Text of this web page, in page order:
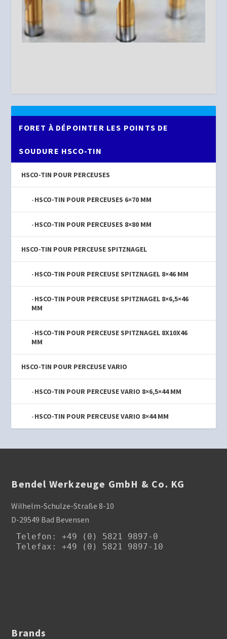
FORET À DÉPOINTER LES POINTS DE
SOUDURE HSCO-TIN
HSCO-TIN POUR PERCEUSES
HSCO-TIN POUR PERCEUSES 6×70 MM
HSCO-TIN POUR PERCEUSES 8×80 MM
HSCO-TIN POUR PERCEUSE SPITZNAGEL
HSCO-TIN POUR PERCEUSE SPITZNAGEL 8×46 MM
HSCO-TIN POUR PERCEUSE SPITZNAGEL 8×6,5×46
MM
HSCO-TIN POUR PERCEUSE SPITZNAGEL 8X10X46
MM
HSCO-TIN POUR PERCEUSE VARIO
HSCO-TIN POUR PERCEUSE VARIO 8×6,5×44 MM
HSCO-TIN POUR PERCEUSE VARIO 8×44 MM
Bendel Werkzeuge GmbH & Co. KG
Wilhelm-Schulze-Straße 8-10
D-29549 Bad Bevensen
Telefon : +49 (0) 5821 9897-0
Telefax: +49 (0) 5821 9897-10
Brands